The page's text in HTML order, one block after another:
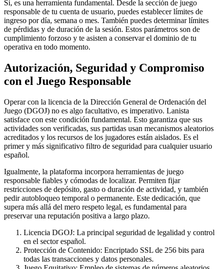
Sí, es una herramienta fundamental. Desde la sección de juego
responsable de tu cuenta de usuario, puedes establecer límites de
ingreso por día, semana o mes. También puedes determinar límites
de pérdidas y de duración de la sesión. Estos parámetros son de
cumplimiento forzoso y te asisten a conservar el dominio de tu
operativa en todo momento.
Autorización, Seguridad y Compromiso
con el Juego Responsable
Operar con la licencia de la Dirección General de Ordenación del
Juego (DGOJ) no es algo facultativo, es imperativo. Lanista
satisface con este condición fundamental. Esto garantiza que sus
actividades son verificadas, sus partidas usan mecanismos aleatorios
acreditados y los recursos de los jugadores están aislados. Es el
primer y más significativo filtro de seguridad para cualquier usuario
español.
Igualmente, la plataforma incorpora herramientas de juego
responsable fiables y cómodas de localizar. Permiten fijar
restricciones de depósito, gasto o duración de actividad, y también
pedir autobloqueo temporal o permanente. Este dedicación, que
supera más allá del mero respeto legal, es fundamental para
preservar una reputación positiva a largo plazo.
Licencia DGOJ: La principal seguridad de legalidad y control
en el sector español.
Protección de Contenido: Encriptado SSL de 256 bits para
todas las transacciones y datos personales.